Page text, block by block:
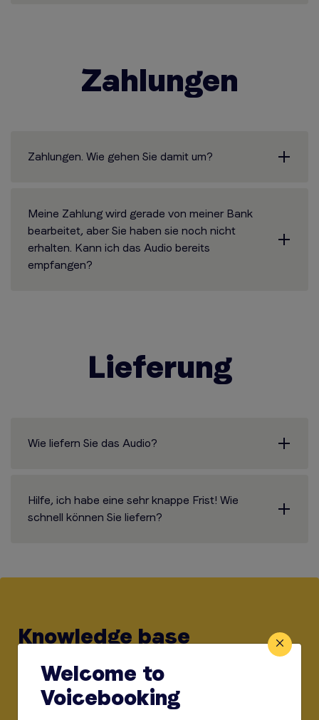
Zahlungen
Zahlungen. Wie gehen Sie damit um?
Meine Zahlung wird gerade von meiner Bank
bearbeitet, aber Sie haben sie noch nicht
erhalten. Kann ich das Audio bereits
empfangen?
Lieferung
Wie liefern Sie das Audio?
Hilfe, ich habe eine sehr knappe Frist! Wie
schnell können Sie liefern?
Knowledge base
Können Sie hier nicht finden, wonach Sie suchen?
Schauen Sie in unserer Knowledge Base nach weiteren
Details.
Welcome to
Voicebooking